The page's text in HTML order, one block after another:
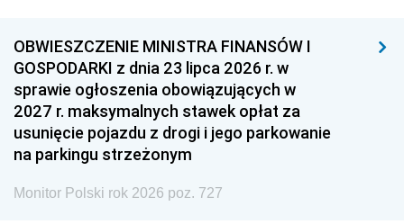
OBWIESZCZENIE MINISTRA FINANSÓW I
GOSPODARKI z dnia 23 lipca 2026 r. w
sprawie ogłoszenia obowiązujących w
2027 r. maksymalnych stawek opłat za
usunięcie pojazdu z drogi i jego parkowanie
na parkingu strzeżonym
Monitor Polski rok 2026 poz. 727